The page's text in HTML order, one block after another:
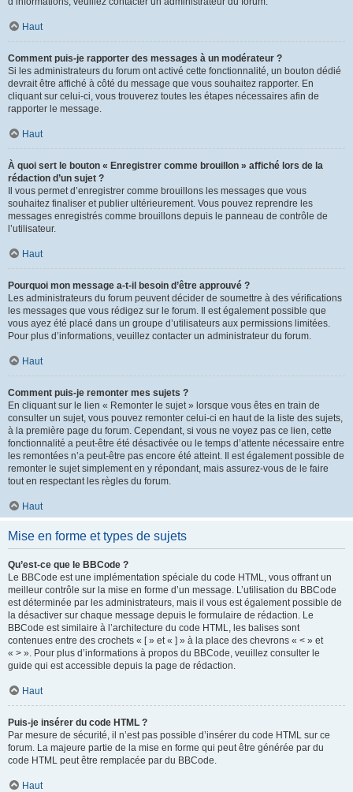
Haut
Comment puis-je rapporter des messages à un modérateur ?
Si les administrateurs du forum ont activé cette fonctionnalité, un bouton dédié
devrait être affiché à côté du message que vous souhaitez rapporter. En
cliquant sur celui-ci, vous trouverez toutes les étapes nécessaires afin de
rapporter le message.
Haut
À quoi sert le bouton « Enregistrer comme brouillon » affiché lors de la
rédaction d’un sujet ?
Il vous permet d’enregistrer comme brouillons les messages que vous
souhaitez finaliser et publier ultérieurement. Vous pouvez reprendre les
messages enregistrés comme brouillons depuis le panneau de contrôle de
l’utilisateur.
Haut
Pourquoi mon message a-t-il besoin d’être approuvé ?
Les administrateurs du forum peuvent décider de soumettre à des vérifications
les messages que vous rédigez sur le forum. Il est également possible que
vous ayez été placé dans un groupe d’utilisateurs aux permissions limitées.
Pour plus d’informations, veuillez contacter un administrateur du forum.
Haut
Comment puis-je remonter mes sujets ?
En cliquant sur le lien « Remonter le sujet » lorsque vous êtes en train de
consulter un sujet, vous pouvez remonter celui-ci en haut de la liste des sujets,
à la première page du forum. Cependant, si vous ne voyez pas ce lien, cette
fonctionnalité a peut-être été désactivée ou le temps d’attente nécessaire entre
les remontées n’a peut-être pas encore été atteint. Il est également possible de
remonter le sujet simplement en y répondant, mais assurez-vous de le faire
tout en respectant les règles du forum.
Haut
Mise en forme et types de sujets
Qu’est-ce que le BBCode ?
Le BBCode est une implémentation spéciale du code HTML, vous offrant un
meilleur contrôle sur la mise en forme d’un message. L’utilisation du BBCode
est déterminée par les administrateurs, mais il vous est également possible de
la désactiver sur chaque message depuis le formulaire de rédaction. Le
BBCode est similaire à l’architecture du code HTML, les balises sont
contenues entre des crochets « [ » et « ] » à la place des chevrons « < » et
« > ». Pour plus d’informations à propos du BBCode, veuillez consulter le
guide qui est accessible depuis la page de rédaction.
Haut
Puis-je insérer du code HTML ?
Par mesure de sécurité, il n’est pas possible d’insérer du code HTML sur ce
forum. La majeure partie de la mise en forme qui peut être générée par du
code HTML peut être remplacée par du BBCode.
Haut